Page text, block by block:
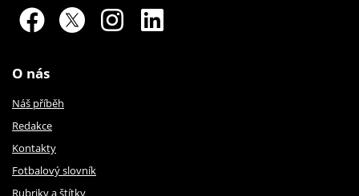
O nás
Náš příběh
Redakce
Kontakty
Fotbalový slovník
Rubriky a štítky